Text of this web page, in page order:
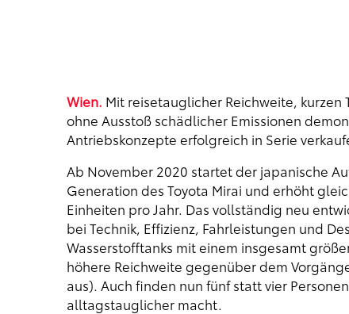
Wien. Mit reisetauglicher Reichweite,
ohne Ausstoß schädlicher Emissionen
Antriebskonzepte erfolgreich in Serie
Ab November 2020 startet der japanische
Generation des Toyota Mirai und erhöht
Einheiten pro Jahr. Das vollständig neu
bei Technik, Effizienz, Fahrleistungen und
Wasserstofftanks mit einem insgesamt
höhere Reichweite gegenüber dem
aus). Auch finden nun fünf statt vier
alltagstauglicher macht.